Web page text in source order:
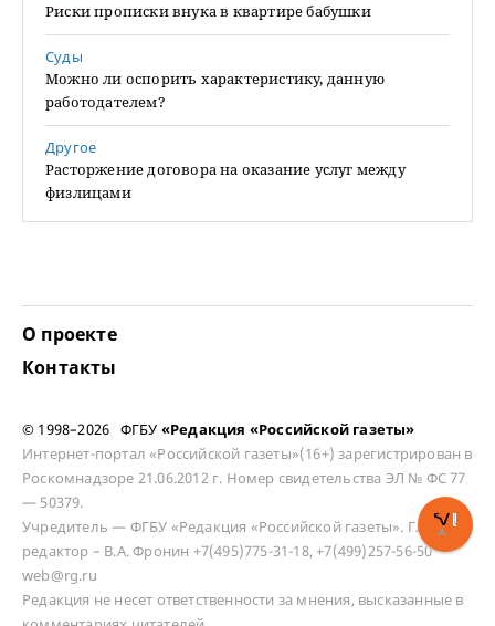
Риски прописки внука в квартире бабушки
Суды
Можно ли оспорить характеристику, данную
работодателем?
Другое
Расторжение договора на оказание услуг между
физлицами
О проекте
Контакты
© 1998–2026 ФГБУ «Редакция «Российской газеты»
Интернет-портал «Российской газеты»(16+) зарегистрирован в
Роскомнадзоре 21.06.2012 г. Номер свидетельства ЭЛ № ФС 77
— 50379.
Учредитель — ФГБУ «Редакция «Российской газеты». Главный
редактор – В.А. Фронин +7(495)775-31-18, +7(499)257-56-50
web@rg.ru
Редакция не несет ответственности за мнения, высказанные в